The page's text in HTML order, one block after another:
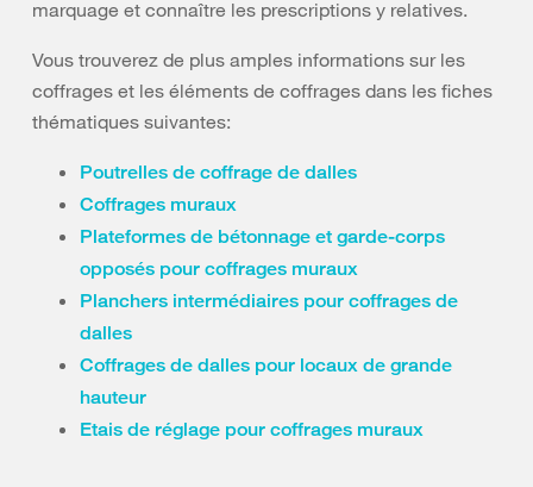
marquage et connaître les prescriptions y relatives.
Vous trouverez de plus amples informations sur les
coffrages et les éléments de coffrages dans les fiches
thématiques suivantes:
Poutrelles de coffrage de dalles
Coffrages muraux
Plateformes de bétonnage et garde-corps
opposés pour coffrages muraux
Planchers intermédiaires pour coffrages de
dalles
Coffrages de dalles pour locaux de grande
hauteur
Etais de réglage pour coffrages muraux